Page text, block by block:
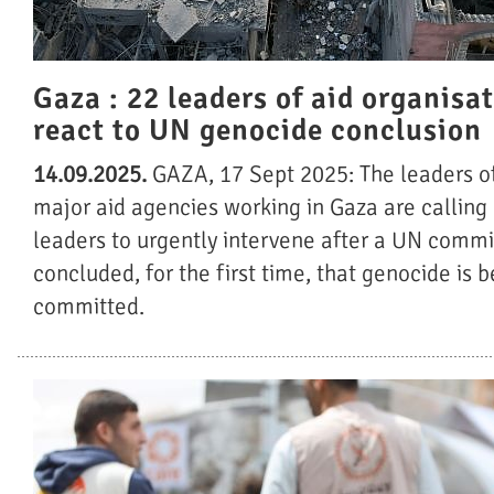
Gaza : 22 leaders of aid
react to UN genocide conclusion
14.09.2025. GAZA, 17 Sept 2025: The leaders
major aid agencies working in Gaza are
leaders to urgently intervene after a UN
concluded, for the first time, that genocide is
committed.